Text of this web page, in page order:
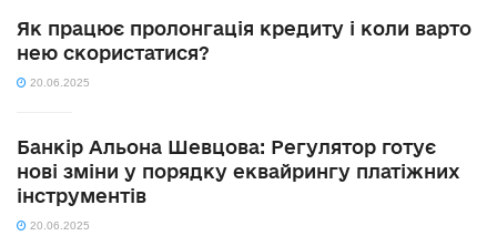
Як працює пролонгація кредиту і коли варто
нею скористатися?
20.06.2025
Банкір Альона Шевцова: Регулятор готує
нові зміни у порядку еквайрингу платіжних
інструментів
20.06.2025